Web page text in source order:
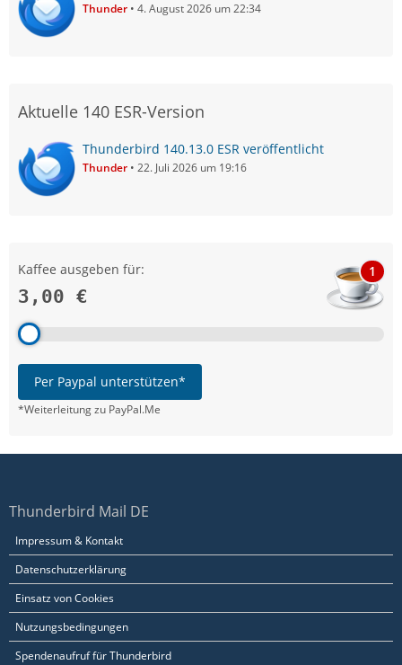
Thunder 4. August 2026 um 22:34
Aktuelle 140 ESR-Version
Thunderbird 140.13.0 ESR veröffentlicht
Thunder 22. Juli 2026 um 19:16
Kaffee ausgeben für:
3,00 €
1
Per Paypal unterstützen*
*Weiterleitung zu PayPal.Me
Thunderbird Mail DE
Impressum & Kontakt
Datenschutzerklärung
Einsatz von Cookies
Nutzungsbedingungen
Spendenaufruf für Thunderbird